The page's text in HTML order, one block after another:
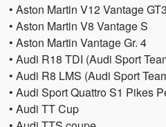
• Aston Martin V12 Vantage GT3
• Aston Martin V8 Vantage S
• Aston Martin Vantage Gr. 4
• Audi R18 TDI (Audi Sport
• Audi R8 LMS (Audi Sport
• Audi Sport Quattro S1 Pikes
• Audi TT Cup